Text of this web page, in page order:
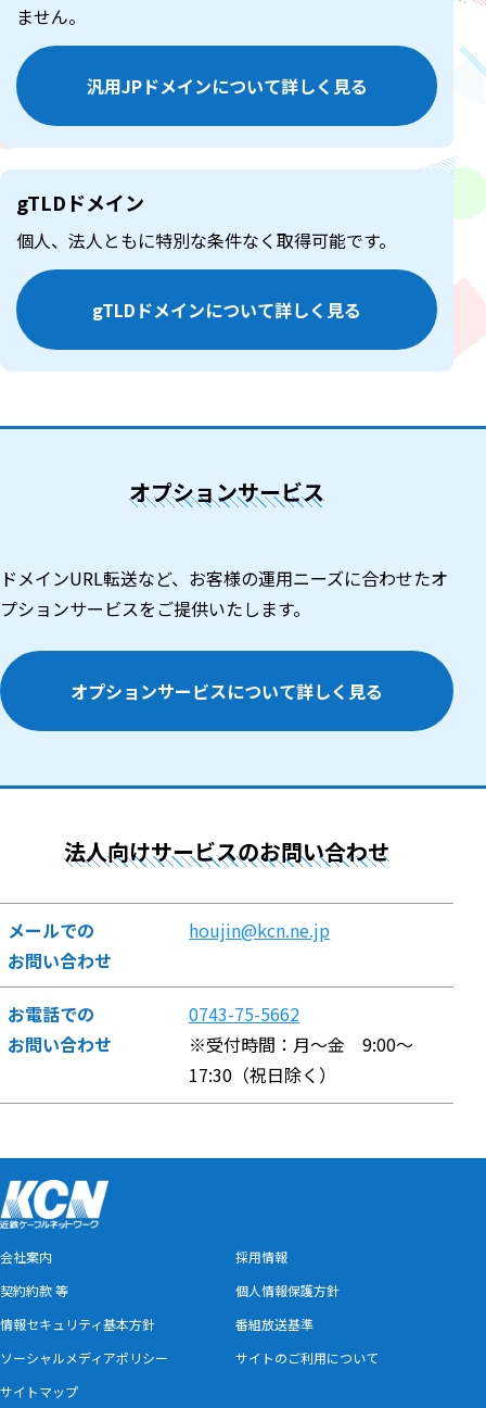
ません。
汎用JPドメインについて詳しく見る
gTLDドメイン
個人、法人ともに特別な条件なく取得可能です。
gTLDドメインについて詳しく見る
オプションサービス
ドメインURL転送など、お客様の運用ニーズに合わせたオ
プションサービスをご提供いたします。
オプションサービスについて詳しく見る
法人向けサービスのお問い合わせ
メールでの
お問い合わせ
houjin@kcn.ne.jp
お電話での
お問い合わせ
0743-75-5662
※受付時間：月～金 9:00～
17:30（祝日除く）
会社案内
採用情報
契約約款 等
個人情報保護方針
情報セキュリティ基本方針
番組放送基準
ソーシャルメディアポリシー
サイトのご利用について
サイトマップ